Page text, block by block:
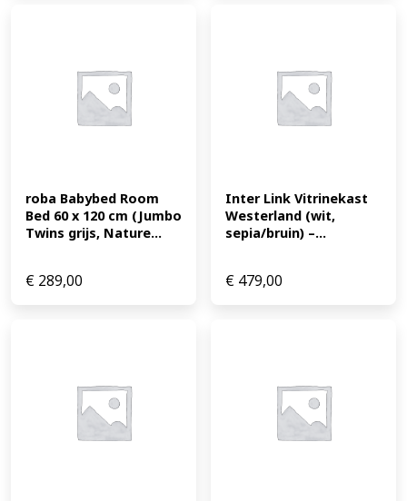
roba Babybed Room
Bed 60 x 120 cm (Jumbo
Twins grijs, Nature...
€ 289,00
Inter Link Vitrinekast
Westerland (wit,
sepia/bruin) –...
€ 479,00